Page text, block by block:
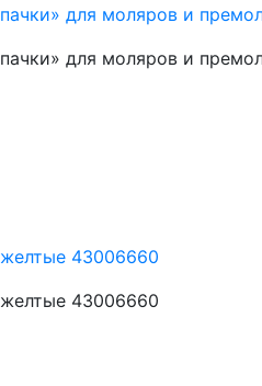
для моляров и
для моляров и
43006660
43006660